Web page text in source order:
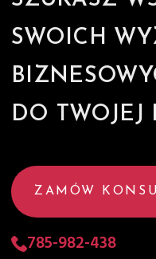
SWOICH
DO TWOJEJ
ZAMÓW
785-982-438